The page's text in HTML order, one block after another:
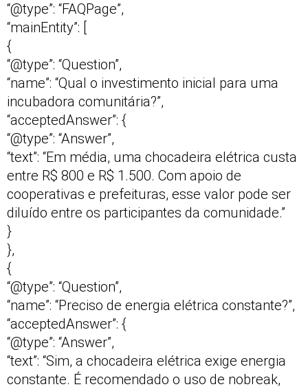
“@type”: “FAQPage”,
“mainEntity”: [
{
“@type”: “Question”,
“name”: “Qual o investimento inicial para uma
incubadora comunitária?”,
“acceptedAnswer”: {
“@type”: “Answer”,
“text”: “Em média, uma chocadeira elétrica custa
entre R$ 800 e R$ 1.500. Com apoio de
cooperativas e prefeituras, esse valor pode ser
diluído entre os participantes da comunidade.”
}
},
{
“@type”: “Question”,
“name”: “Preciso de energia elétrica constante?”,
“acceptedAnswer”: {
“@type”: “Answer”,
“text”: “Sim, a chocadeira elétrica exige energia
constante. É recomendado o uso de nobreak,